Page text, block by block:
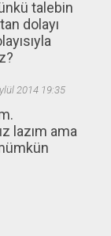
talebin
dolayı
2014 19:35
lazım ama